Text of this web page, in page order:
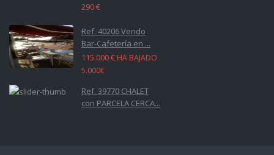
290 €
Ref. 40206 Vendo
Bar-Cafetería en ...
115.000 € HA BAJADO
5.000€
Ref. 39770 CHALET
con PARCELA CERCA...